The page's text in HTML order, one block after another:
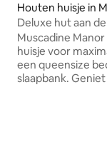
Houten huisje in
Deluxe hut aan
~Wifi ~Smart-
Muscadine
huisje voor
een queensize
slaapbank.